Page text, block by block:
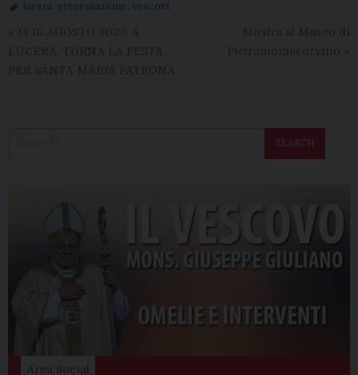
lucera presentazione vescovi
SEARCH
Area Social